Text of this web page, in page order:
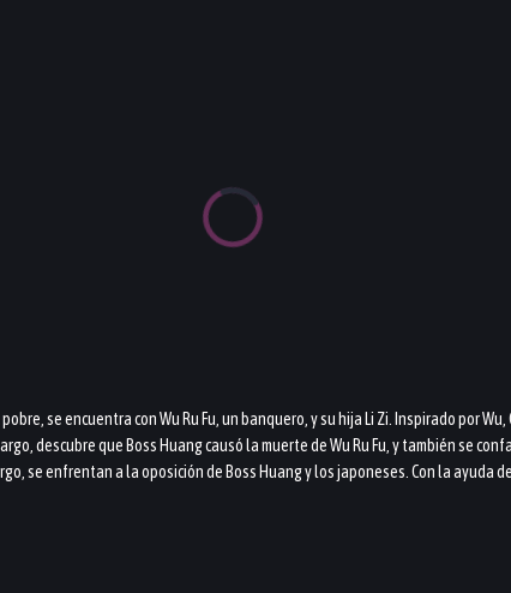
se encuentra con Wu Ru Fu, un banquero, y su hija Li Zi. Inspirado por
descubre que Boss Huang causó la muerte de Wu Ru Fu, y también se
se enfrentan a la oposición de Boss Huang y los japoneses. Con la